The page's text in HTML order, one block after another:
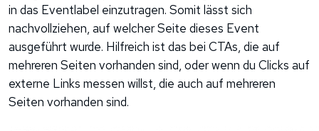
in das Eventlabel einzutragen. Somit lässt sich
nachvollziehen, auf welcher Seite dieses Event
ausgeführt wurde. Hilfreich ist das bei CTAs, die auf
mehreren Seiten vorhanden sind, oder wenn du Clicks auf
externe Links messen willst, die auch auf mehreren
Seiten vorhanden sind.